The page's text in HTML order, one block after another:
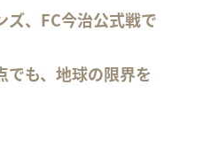
ズ、FC今治公式戦で
でも、地球の限界を